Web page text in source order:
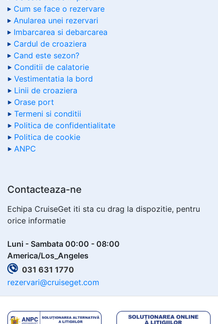
Cum se face o rezervare
Anularea unei rezervari
Imbarcarea si debarcarea
Cardul de croaziera
Cand este sezon?
Conditii de calatorie
Vestimentatia la bord
Linii de croaziera
Orase port
Termeni si conditii
Politica de confidentialitate
Politica de cookie
ANPC
Contacteaza-ne
Echipa CruiseGet iti sta cu drag la dispozitie, pentru
orice informatie
Luni - Sambata 00:00 - 08:00
America/Los_Angeles
031 631 1770
rezervari@cruiseget.com